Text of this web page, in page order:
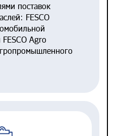
поставок
FESCO
Agro